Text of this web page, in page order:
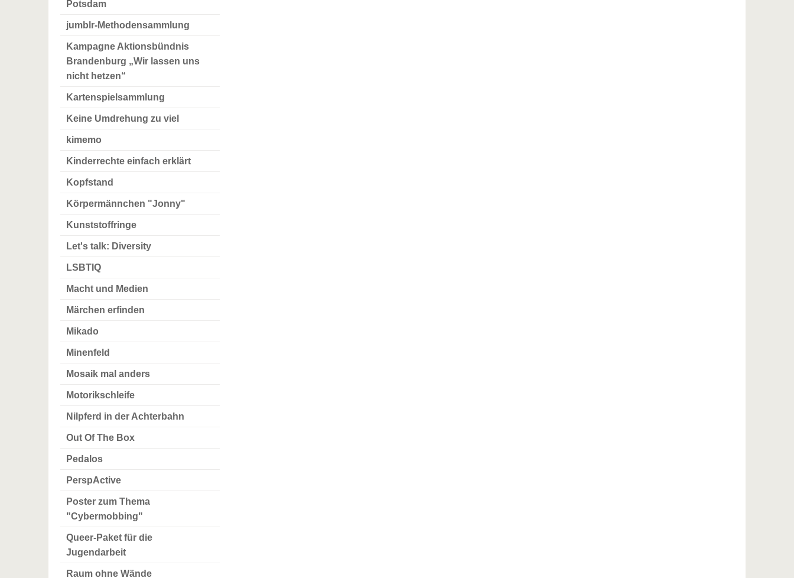
Potsdam
jumblr-Methodensammlung
Kampagne Aktionsbündnis
Brandenburg „Wir lassen uns
nicht hetzen“
Kartenspielsammlung
Keine Umdrehung zu viel
kimemo
Kinderrechte einfach erklärt
Kopfstand
Körpermännchen "Jonny"
Kunststoffringe
Let's talk: Diversity
LSBTIQ
Macht und Medien
Märchen erfinden
Mikado
Minenfeld
Mosaik mal anders
Motorikschleife
Nilpferd in der Achterbahn
Out Of The Box
Pedalos
PerspActive
Poster zum Thema
"Cybermobbing"
Queer-Paket für die
Jugendarbeit
Raum ohne Wände